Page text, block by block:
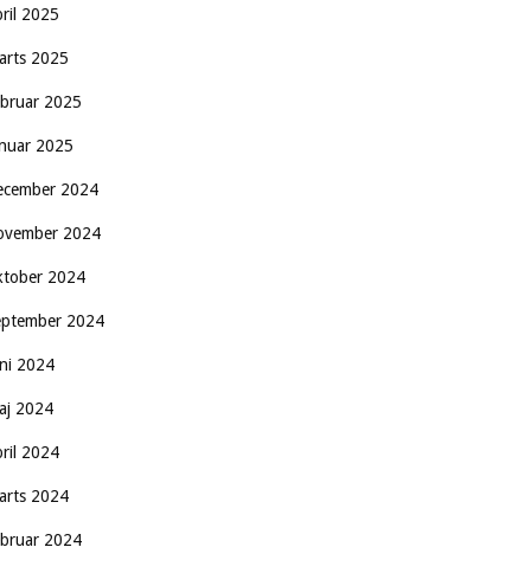
2025
2025
2025
2025
2024
2024
2024
2024
2024
2024
2024
2024
2024